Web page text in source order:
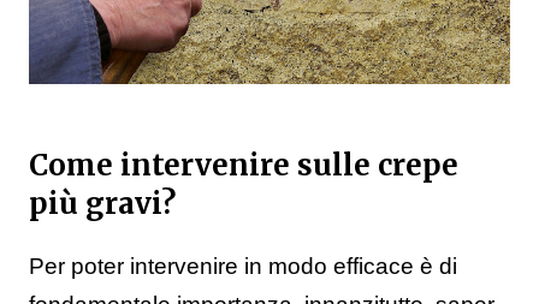
Come intervenire sulle crepe
più gravi?
Per poter intervenire in modo efficace è di